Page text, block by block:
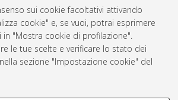
sui cookie facoltativi attivando
cookie" e, se vuoi, potrai esprimere
in "Mostra cookie di profilazione".
le tue scelte e verificare lo stato dei
sezione "Impostazione cookie" del
e gestito da